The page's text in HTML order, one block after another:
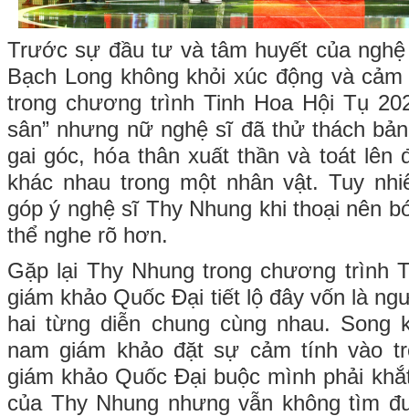
Trước sự đầu tư và tâm huyết của
Bạch Long không khỏi xúc động và
trong chương trình Tinh Hoa Hội Tụ
sân” nhưng nữ nghệ sĩ đã thử thách
gai góc, hóa thân xuất thần và toát lên
khác nhau trong một nhân vật. Tuy
góp ý nghệ sĩ Thy Nhung khi thoại nên
thể nghe rõ hơn.
Gặp lại Thy Nhung trong chương trình
giám khảo Quốc Đại tiết lộ đây vốn là
hai từng diễn chung cùng nhau. Song
nam giám khảo đặt sự cảm tính vào
giám khảo Quốc Đại buộc mình phải
của Thy Nhung nhưng vẫn không tìm